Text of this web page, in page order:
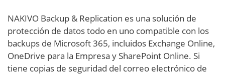
NAKIVO Backup & Replication es una solución de
protección de datos todo en uno compatible con los
backups de Microsoft 365, incluidos Exchange Online,
OneDrive para la Empresa y SharePoint Online. Si
tiene copias de seguridad del correo electrónico de